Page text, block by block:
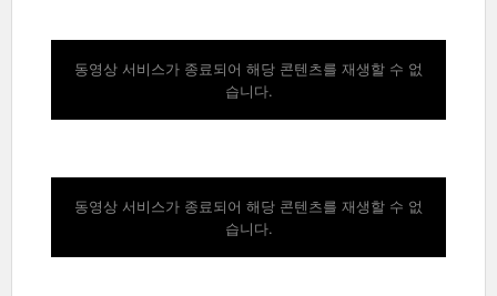
동영상 서비스가 종료되어 해당 콘텐츠를 재생할 수 없
습니다.
동영상 서비스가 종료되어 해당 콘텐츠를 재생할 수 없
습니다.